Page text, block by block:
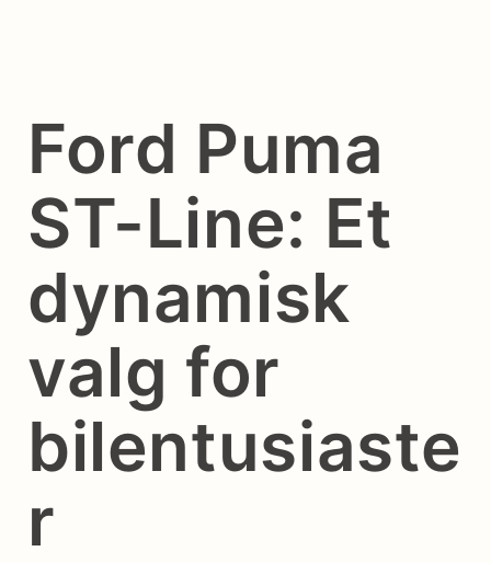
Ford Puma
ST-Line: Et
dynamisk
valg for
bilentusiaste
r